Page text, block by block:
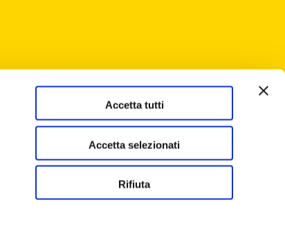
Accetta tutti
Accetta selezionati
Rifiuta